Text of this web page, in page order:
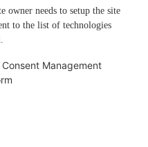
owner needs to setup the site
to the list of technologies
Management